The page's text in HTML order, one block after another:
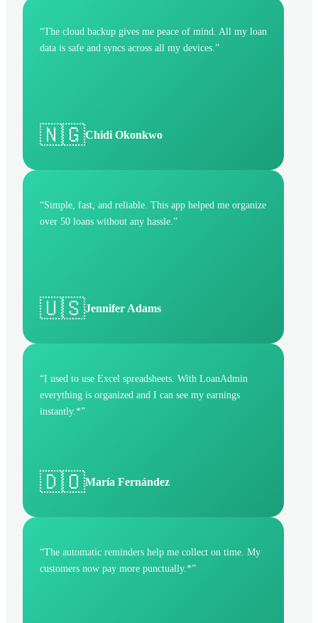
“The cloud backup gives me peace of mind. All my loan
data is safe and syncs across all my devices.”
🇳🇬Chidi Okonkwo
“Simple, fast, and reliable. This app helped me organize
over 50 loans without any hassle.”
🇺🇸Jennifer Adams
“I used to use Excel spreadsheets. With LoanAdmin
everything is organized and I can see my earnings
instantly.*”
🇩🇴María Fernández
“The automatic reminders help me collect on time. My
customers now pay more punctually.*”